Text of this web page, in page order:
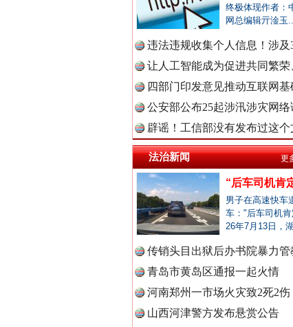
中国农
中国视
中国廉
中国
中国
雄关漫道展新颜
衣柜里的秘密
终极体现作者：
网总编辑亓淦玉..
违法违规收集个人信息！涉及
让人工智能成为促进共同繁荣
四部门印发意见推动互联网基
公安部公布25起涉汛涉灾网络
辟谣！工信部没有发布过这个
法治新闻
“后车司机肯
男子在高速快车
车："后车司机
26年7月13日，
传销头目出狱后办书院暴力管
青岛市黄岛区通报一起火情
河南郑州一市场火灾致2死2伤
山西河津警方发布悬赏公告
更